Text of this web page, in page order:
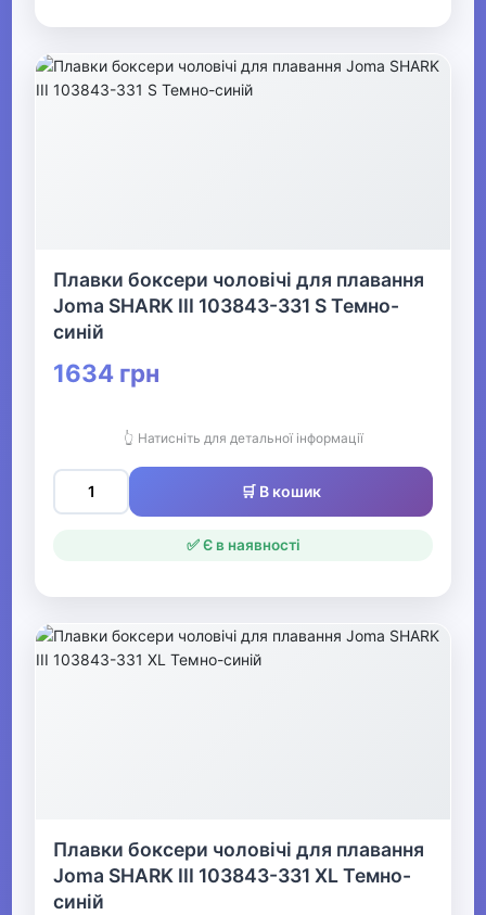
Плавки боксери чоловічі для плавання
Joma SHARK III 103843-331 S Темно-
синій
1634 грн
👆 Натисніть для детальної інформації
🛒 В кошик
✅ Є в наявності
Плавки боксери чоловічі для плавання
Joma SHARK III 103843-331 XL Темно-
синій